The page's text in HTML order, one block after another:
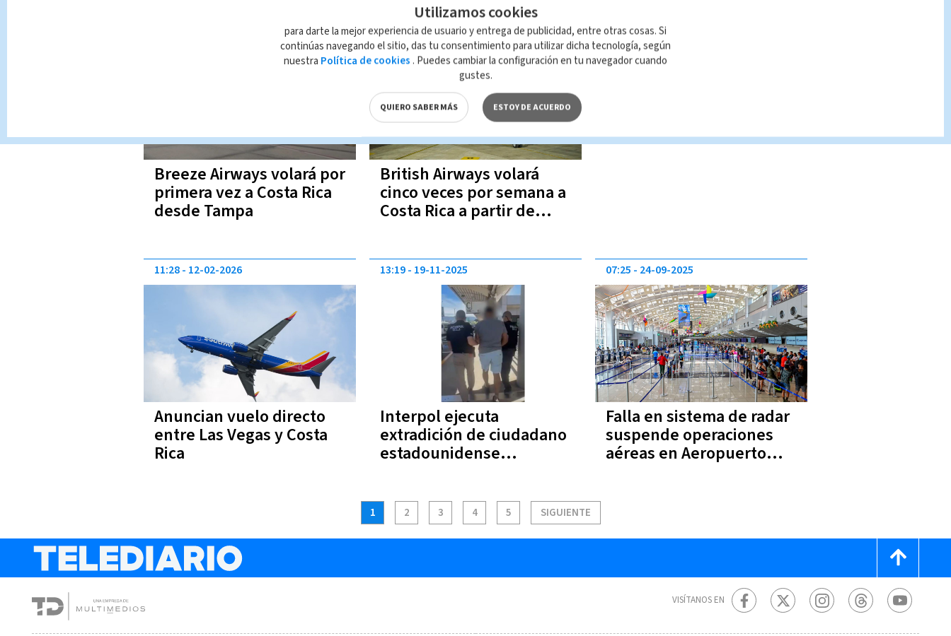
Breeze Airways volará por
primera vez a Costa Rica
desde Tampa
British Airways volará
cinco veces por semana a
Costa Rica a partir de
12:40 17-03-2026
Anuncian vuelo directo
entre Las Vegas y Costa
Rica
11:28 12-02-2026
Interpol ejecuta
extradición de ciudadano
estadounidense
13:19 19-11-2025
Falla en sistema de radar
suspende operaciones
aéreas en Aeropuerto
07:25 24-09-2025
1 2 3 4 5 SIGUIENTE
VISÍTANOS EN
Utilizamos cookies
para darte la mejor experiencia de usuario y entrega de publicidad, entre otras cosas. Si
continúas navegando el sitio, das tu consentimiento para utilizar dicha tecnología, según
nuestra Política de cookies . Puedes cambiar la configuración en tu navegador cuando
gustes.
QUIERO SABER MÁS ESTOY DE ACUERDO